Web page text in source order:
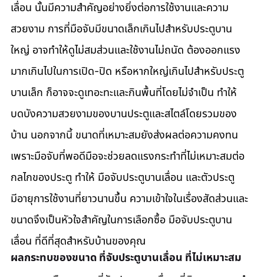
เลื่อน นั้นมีความสำคัญอย่างยิ่งต่อการใช้งานและความ
สวยงาม การที่มือจับมีขนาดเล็กเกินไปสำหรับประตูบาน
ใหญ่ อาจทำให้ดูไม่สมส่วนและใช้งานไม่ถนัด ต้องออกแรง
มากเกินไปในการเปิด-ปิด หรือหากใหญ่เกินไปสำหรับประตู
บานเล็ก ก็อาจจะดูเทอะทะและกินพื้นที่โดยไม่จำเป็น ทำให้
บดบังความสวยงามของบานประตูและสไตล์โดยรวมของ
บ้าน นอกจากนี้ ขนาดที่เหมาะสมยังส่งผลต่อความคงทน
เพราะมือจับที่พอดีมือจะช่วยลดแรงกระทำที่ไม่เหมาะสมต่อ
กลไกของประตู ทำให้ มือจับประตูบานเลื่อน และตัวประตู
มีอายุการใช้งานที่ยาวนานขึ้น ความเข้าใจในเรื่องสัดส่วนและ
ขนาดจึงเป็นหัวใจสำคัญในการเลือกซื้อ มือจับประตูบาน
เลื่อน ที่ดีที่สุดสำหรับบ้านของคุณ
ผลกระทบของขนาด ที่จับประตูบานเลื่อน ที่ไม่เหมาะสม